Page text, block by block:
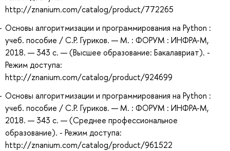
http://znanium.com/catalog/product/772265
Основы алгоритмизации и программирования на Python :
учеб. пособие / С.Р. Гуриков. — М. : ФОРУМ : ИНФРА-М,
2018. — 343 с. — (Высшее образование: Бакалавриат). -
Режим доступа:
http://znanium.com/catalog/product/924699
Основы алгоритмизации и программирования на Python :
учеб. пособие / С.Р. Гуриков. — М. : ФОРУМ : ИНФРА-М,
2018. — 343 с. — (Среднее профессиональное
образование). - Режим доступа:
http://znanium.com/catalog/product/961522